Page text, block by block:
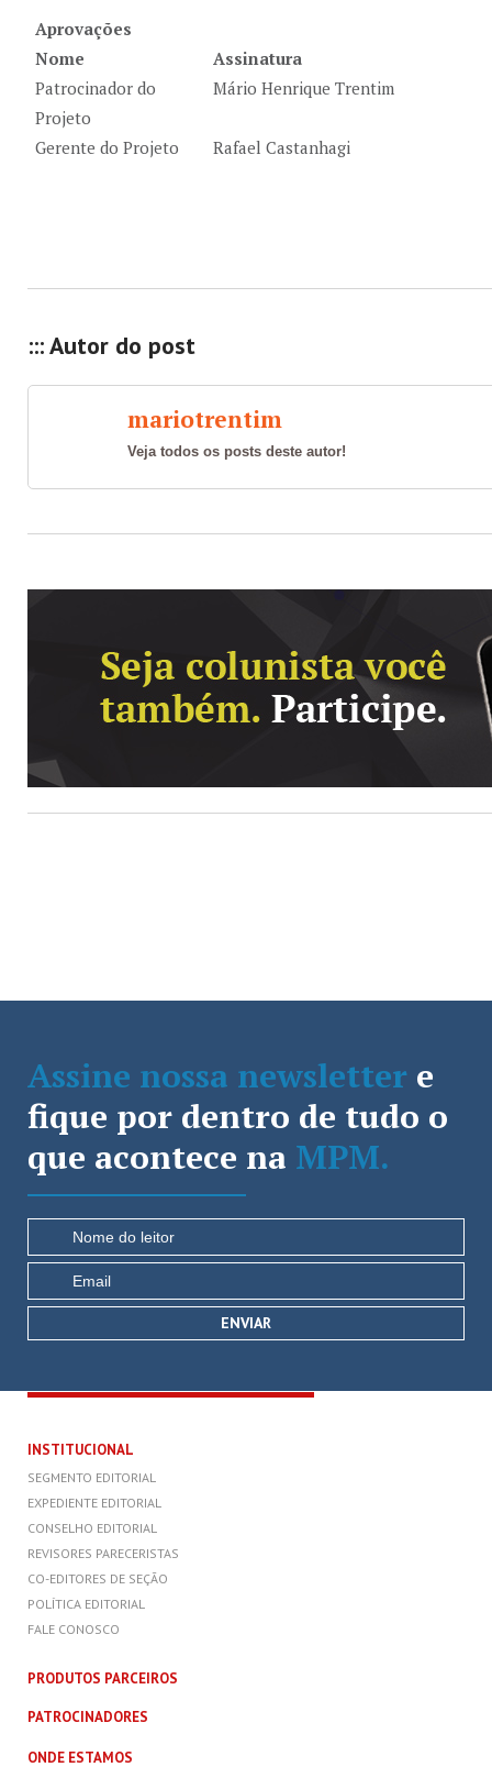
Aprovações
Nome
Assinatura
Patrocinador do
Projeto
Mário Henrique Trentim
Gerente do Projeto Rafael Castanhagi
::: Autor do post
mariotrentim
Veja todos os posts deste autor!
Assine nossa newsletter e
fique por dentro de tudo o
que acontece na MPM.
INSTITUCIONAL
SEGMENTO EDITORIAL
EXPEDIENTE EDITORIAL
CONSELHO EDITORIAL
REVISORES PARECERISTAS
CO-EDITORES DE SEÇÃO
POLÍTICA EDITORIAL
FALE CONOSCO
PRODUTOS PARCEIROS
PATROCINADORES
ONDE ESTAMOS